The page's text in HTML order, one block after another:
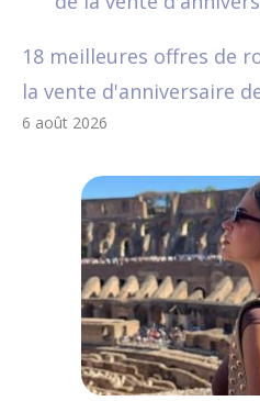
18 meilleures offres de
la vente d'anniversaire
6 août 2026